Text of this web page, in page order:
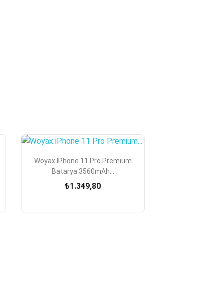
Hızlı Görünüm
Woyax IPhone 11 Pro Premium
Batarya 3560mAh...
₺1.349,80